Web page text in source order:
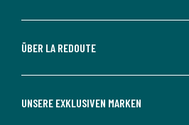
ÜBER LA REDOUTE
UNSERE EXKLUSIVEN MARKEN